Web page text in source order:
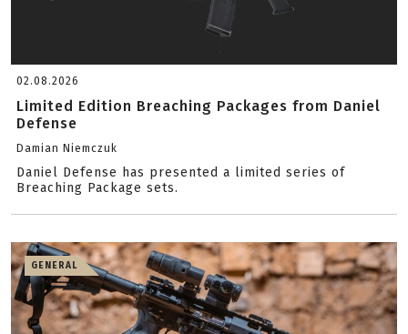
02.08.2026
Limited Edition Breaching Packages from Daniel
Defense
Damian Niemczuk
Daniel Defense has presented a limited series of
Breaching Package sets.
GENERAL